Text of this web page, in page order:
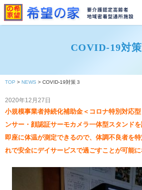
COVID-19対策
TOP > NEWS > COVID-19対策３
2020年12月27日
小規模事業者持続化補助金＜コロナ特別対応
ンサー・顔認証サーモカメラ一体型スタンド
即座に体温が測定できるので、体調不良者を
れで安全にデイサービスで過ごすことが可能に